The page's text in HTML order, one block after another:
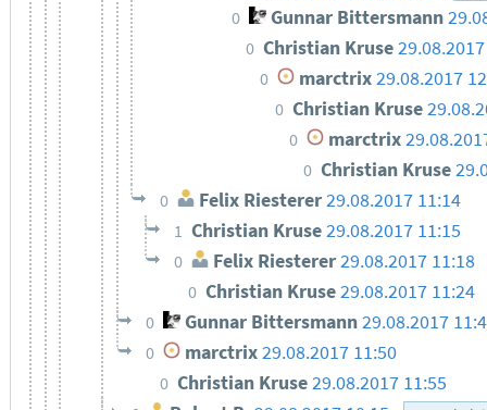
0 Gunnar Bittersmann
0 Christian Kruse
0 marctrix29.08.2017
0 Christian Kruse
0 marctrix
0 Christian Kruse
0 Felix Riesterer29.08.2017 11:14
1 Christian Kruse29.08.2017 11:15
0 Felix Riesterer29.08.2017 11:18
0 Christian Kruse29.08.2017 11:24
0 Gunnar Bittersmann 29.08.2017
0 marctrix 29.08.2017 11:50
0 Christian Kruse29.08.2017 11:55